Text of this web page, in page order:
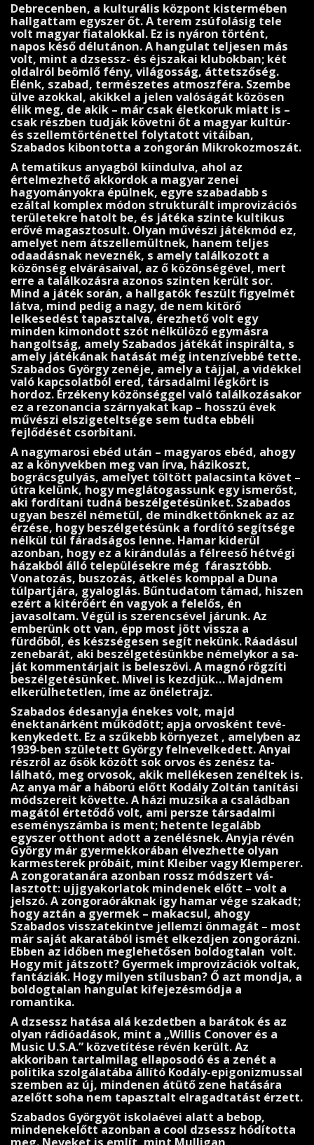
Debrecenben, a kulturális központ kistermében
hallgattam egyszer őt. A terem zsúfolásig tele
volt magyar fia­talokkal. Ez is nyáron történt,
napos késő délutánon. A hangulat teljesen más
volt, mint a dzsessz- és éjszakai klubokban; két
oldalról beömlő fény, világosság, áttetszőség.
Élénk, szabad, természetes atmoszféra. Szembe
ülve azokkal, akikkel a jelen valóságát közösen
élik meg, de akik – már csak életkoruk miatt is –
csak részben tudják követni őt a magyar kultúr-
és szellem­történettel folytatott vitáiban,
Szabados kibontotta a zongorán Mikro­koz­moszát.
A tematikus anyagból kiindulva, ahol az
értelmezhető akkordok a magyar zenei
hagyományokra épülnek, egyre szabadabb s
ezáltal komplex módon strukturált impro­vizációs
területekre hatolt be, és játéka szinte kultikus
erővé magasztosult. Olyan művészi játékmód ez,
amelyet nem átszellemültnek, hanem teljes
odaadásnak neveznék, s amely ta­lálkozott a
közönség elvárásaival, az ő közönségével, mert
erre a találkozásra azonos szinten került sor.
Mind a játék során, a hallgatók feszült figyelmét
látva, mind pedig a nagy, de nem kitörő
lelkesedést tapasztalva, érezhető volt egy
minden kimondott szót nélkülöző egymásra
hangoltság, amely Szabados játékát inspirálta, s
amely játékának hatását még intenzívebbé tette.
Szabados György zenéje, amely a tájjal, a vidékkel
való kapcsolatból ered, társadalmi lég­kört is
hordoz. Érzékeny közönséggel való találkozásakor
ez a rezonancia szárnyakat kap – hosszú évek
művészi elszige­teltsége sem tudta ebbéli
fejlődését csorbítani.
A nagymarosi ebéd után – magyaros ebéd, ahogy
az a köny­vekben meg van írva, házikoszt,
bográcsgulyás, amelyet töltött palacsinta követ –
útra kelünk, hogy meglátogas­sunk egy ismerőst,
aki fordítani tudná beszélgetésünket. Szabados
ugyan beszél németül, de mindkettőnknek az az
érzése, hogy beszélgetésünk a fordító segítsége
nélkül túl fáradságos lenne. Hamar kiderül
azonban, hogy ez a kirándulás a félreeső hétvégi
házakból álló településekre még fárasztóbb.
Vonatozás, buszozás, átkelés komp­pal a Duna
túlpartjára, gyaloglás. Bűntudatom támad, hi­szen
ezért a kitérőért én vagyok a felelős, én
javasoltam. Végül is szerencsével járunk. Az
emberünk ott van, épp most jött vissza a
fürdőből, és készségesen segít nekünk. Ráadásul
zenebarát, aki beszélgetésünkbe némelykor a sa­
ját kommentárjait is beleszövi. A magnó rögzíti
beszélge­tésünket. Mivel is kezdjük… Majdnem
elke­rülhetetlen, íme az önéletrajz.
Szabados édesanyja énekes volt, majd
énektanárként műkö­dött; apja orvosként tevé­
kenykedett. Ez a szűkebb környezet , amelyben az
1939-ben született György felnevel­ke­dett. Anyai
részrôl az ősök között sok orvos és zenész ta­
lálható, meg orvosok, akik mellé­kesen zenéltek is.
Az anya már a háború előtt Kodály Zoltán tanítási
módsze­reit követte. A házi muzsika a családban
magától érte­tődő volt, ami persze társadalmi
eseményszámba is ment; hetente legalább
egyszer otthont adott a ze­nélésnek. Anyja révén
György már gyermekkorában élvezhette olyan
karmesterek próbáit, mint Kleiber vagy Klemperer.
A zongoratanára azonban rossz módszert vá­
lasztott: ujjgyakorlatok mindenek előtt – volt a
jel­szó. A zongoraóráknak így hamar vége szakadt;
hogy az­tán a gyermek – makacsul, ahogy
Szabados visszatekintve jellemzi önmagát – most
már saját akaratából ismét elkezdjen zongorázni.
Ebben az időben meglehetősen boldogtalan volt.
Hogy mit játszott? Gyermek improvizá­ciók voltak,
fantáziák. Hogy milyen stílusban? Ő azt mondja, a
boldogtalan hangulat kifejezésmódja a
romantika.
A dzsessz hatása alá kezdetben a barátok és az
olyan rádióadások, mint a „Willis Cono­ver és a
Music U.S.A.” közvetítése révén került. Az
akkoriban tartalmilag ellaposodó és a zenét a
politika szolgálatába állító Kodály-epigonizmussal
szemben az új, mindenen átütő zene hatására
azelőtt soha nem tapasztalt elragadtatást érzett.
Szabados Györgyöt iskolaévei alatt a bebop,
mindenek­előtt azonban a cool dzsessz hódította